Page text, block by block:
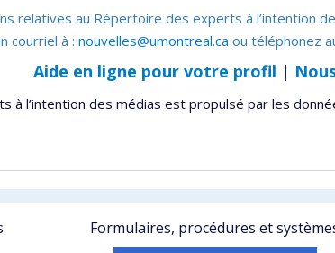
relatives au Répertoire des experts à l’intention
courriel à : nouvelles@umontreal.ca ou téléphonez
Aide en ligne pour votre profil |
à l’intention des médias est propulsé par les
Formulaires, procédures et